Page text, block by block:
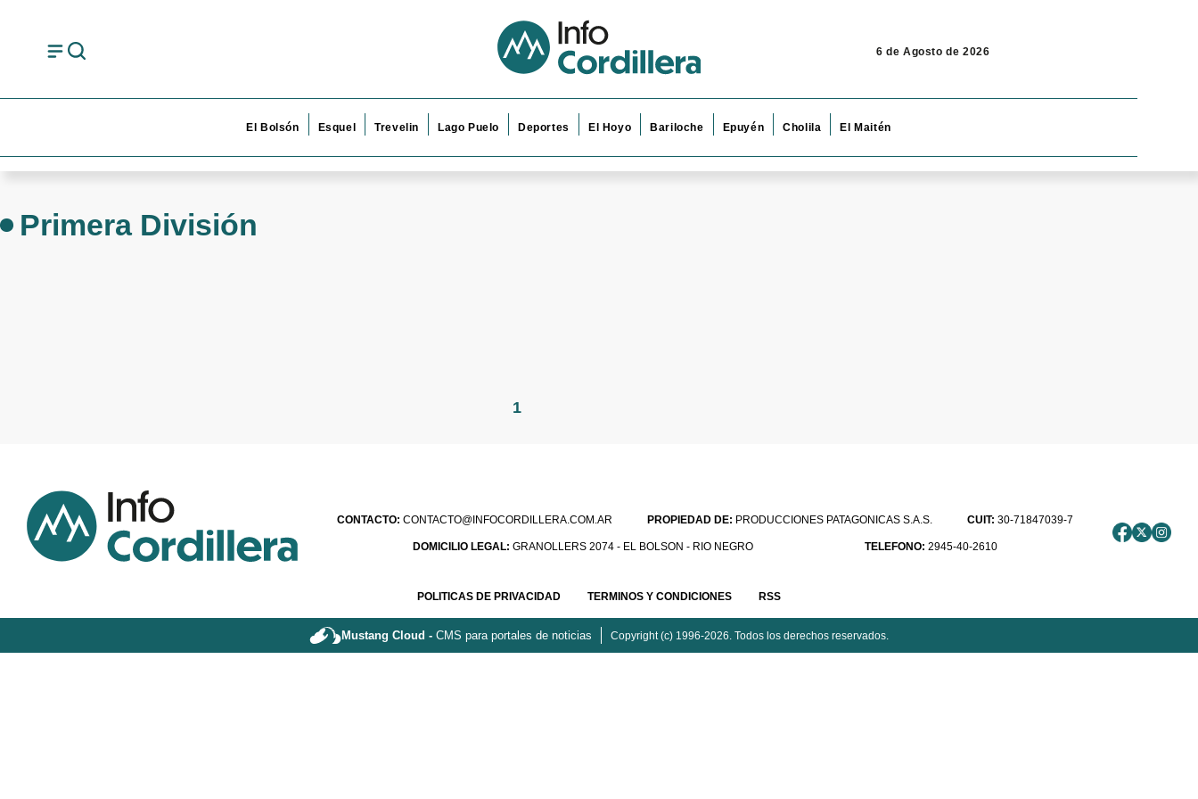
6 de Agosto de 2026
El Bolsón Esquel Trevelin Lago Puelo Deportes El Hoyo Bariloche Epuyén Cholila El Maitén
Primera División
1
CONTACTO: CONTACTO@INFOCORDILLERA.COM.AR PROPIEDAD DE: PRODUCCIONES PATAGONICAS S.A.S. CUIT: 30-71847039-7
DOMICILIO LEGAL:GRANOLLERS 2074 - EL BOLSON - RIO NEGRO TELEFONO: 2945-40-2610
POLITICAS DE PRIVACIDAD TERMINOS Y CONDICIONES RSS
Mustang Cloud - CMS para portales de noticias Copyright (c) 1996-2026. Todos los derechos reservados.